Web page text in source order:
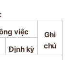
việc
Ghi
chú
Địnhkỳ